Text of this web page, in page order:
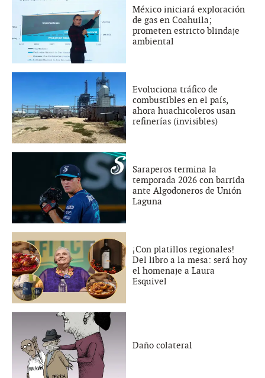
México iniciará exploración
de gas en Coahuila;
prometen estricto blindaje
ambiental
Evoluciona tráfico de
combustibles en el país,
ahora huachicoleros usan
refinerías (invisibles)
Saraperos termina la
temporada 2026 con barrida
ante Algodoneros de Unión
Laguna
¡Con platillos regionales!
Del libro a la mesa: será hoy
el homenaje a Laura
Esquivel
Daño colateral